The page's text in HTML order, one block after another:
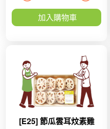
加入購物車
[E25] 節瓜雲耳炆素雞